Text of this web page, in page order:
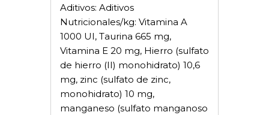
Aditivos: Aditivos
Nutricionales/kg: Vitamina A
1000 UI, Taurina 665 mg,
Vitamina E 20 mg, Hierro (sulfato
de hierro (II) monohidrato) 10,6
mg, zinc (sulfato de zinc,
monohidrato) 10 mg,
manganeso (sulfato manganoso